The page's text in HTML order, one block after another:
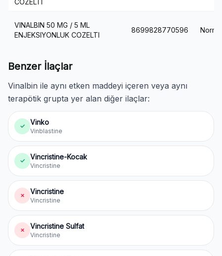
COZELTI
VINALBIN 50 MG / 5 ML
ENJEKSIYONLUK COZELTI
8699828770596
Benzer İlaçlar
Vinalbin ile aynı etken maddeyi içeren veya aynı
terapötik grupta yer alan diğer ilaçlar:
✓ Vinko
Vinblastine
✓ Vincristine-Kocak
Vincristine
✗ Vincristine
Vincristine
✗ Vincristine Sulfat
Vincristine